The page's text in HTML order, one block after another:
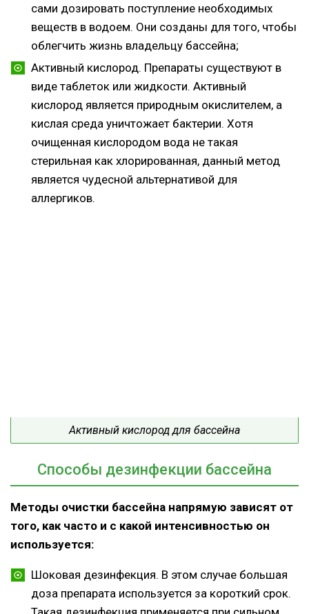
сами дозировать поступление необходимых
веществ в водоем. Они созданы для того, чтобы
облегчить жизнь владельцу бассейна;
Активный кислород. Препараты существуют в
виде таблеток или жидкости. Активный
кислород является природным окислителем, а
кислая среда уничтожает бактерии. Хотя
очищенная кислородом вода не такая
стерильная как хлорированная, данный метод
является чудесной альтернативой для
аллергиков.
Активный кислород для бассейна
Способы дезинфекции бассейна
Методы очистки бассейна напрямую зависят от
того, как часто и с какой интенсивностью он
используется:
Шоковая дезинфекция. В этом случае большая
доза препарата используется за короткий срок.